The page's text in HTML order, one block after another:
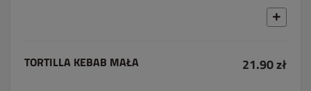
TORTILLA KEBAB MAŁA 21.90 zł